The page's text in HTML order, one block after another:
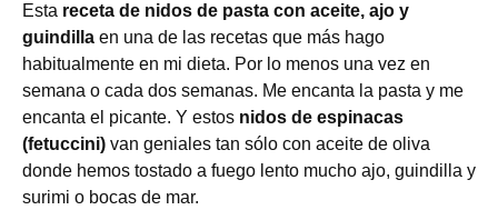
Esta receta de nidos de pasta con aceite, ajo y
guindilla en una de las recetas que más hago
habitualmente en mi dieta. Por lo menos una vez en
semana o cada dos semanas. Me encanta la pasta y me
encanta el picante. Y estos nidos de espinacas
(fetuccini) van geniales tan sólo con aceite de oliva
donde hemos tostado a fuego lento mucho ajo, guindilla y
surimi o bocas de mar.